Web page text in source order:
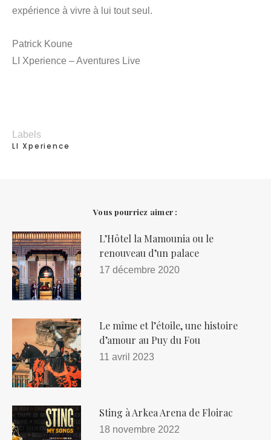
expérience à vivre à lui tout seul.
Patrick Koune
LI Xperience – Aventures Live
Labels
LI Xperience
Vous pourriez aimer :
L’Hôtel la Mamounia ou le
renouveau d’un palace
17 décembre 2020
Le mîme et l’étoile, une histoire
d’amour au Puy du Fou
11 avril 2023
Sting à Arkea Arena de Floirac
18 novembre 2022